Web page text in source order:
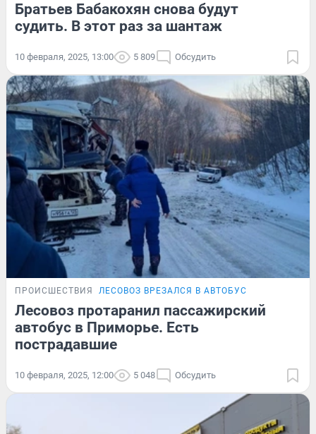
Братьев Бабакохян снова будут
судить. В этот раз за шантаж
10 февраля, 2025, 13:00 5 809 Обсудить
ПРОИСШЕСТВИЯ ЛЕСОВОЗ ВРЕЗАЛСЯ В АВТОБУС
Лесовоз протаранил пассажирский
автобус в Приморье. Есть
пострадавшие
10 февраля, 2025, 12:00 5 048 Обсудить